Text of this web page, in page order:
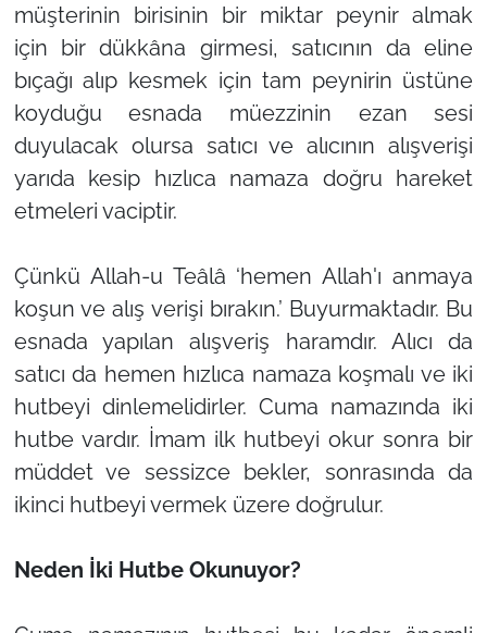
müşterinin birisinin bir miktar peynir almak
için bir dükkâna girmesi, satıcının da eline
bıçağı alıp kesmek için tam peynirin üstüne
koyduğu esnada müezzinin ezan sesi
duyulacak olursa satıcı ve alıcının alışverişi
yarıda kesip hızlıca namaza doğru hareket
etmeleri vaciptir.
Çünkü Allah-u Teâlâ ‘hemen Allah'ı anmaya
koşun ve alış verişi bırakın.’ Buyurmaktadır. Bu
esnada yapılan alışveriş haramdır. Alıcı da
satıcı da hemen hızlıca namaza koşmalı ve iki
hutbeyi dinlemelidirler. Cuma namazında iki
hutbe vardır. İmam ilk hutbeyi okur sonra bir
müddet ve sessizce bekler, sonrasında da
ikinci hutbeyi vermek üzere doğrulur.
Neden İki Hutbe Okunuyor?